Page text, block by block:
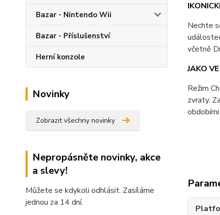
Bazar - Nintendo Wii
Bazar - Příslušenství
Herní konzole
Novinky
Zobrazit všechny novinky
Nepropásněte novinky, akce
a slevy!
Můžete se kdykoli odhlásit. Zasíláme
jednou za 14 dní.
Nechte
včetně
JAKO
Režim
zvraty.